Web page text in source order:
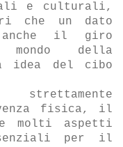
e culturali,
che un dato
il giro
della
idea del cibo
fisica, il
molti aspetti
per il